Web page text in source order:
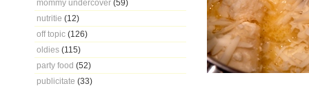
mommy undercover (59)
nutritie (12)
off topic (126)
oldies (115)
party food (52)
publicitate (33)